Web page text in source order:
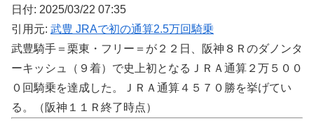
日付: 2025/03/22 07:35
引用元: 武豊 JRAで初の通算2.5万回騎乗
武豊騎手＝栗東・フリー＝が２２日、阪神８Ｒのダノンタ
ーキッシュ（９着）で史上初となるＪＲＡ通算２万５００
０回騎乗を達成した。ＪＲＡ通算４５７０勝を挙げてい
る。（阪神１１Ｒ終了時点）